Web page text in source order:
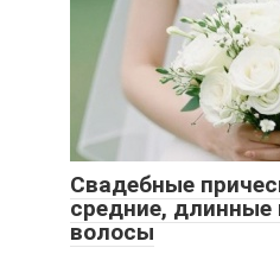
Свадебные
средние, длинные
волосы